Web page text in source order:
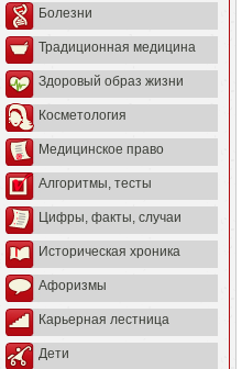
Болезни
Традиционная медицина
Здоровый образ жизни
Косметология
Медицинское право
Алгоритмы, тесты
Цифры, факты, случаи
Историческая хроника
Афоризмы
Карьерная лестница
Дети